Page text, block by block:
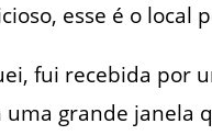
esse é o local
fui recebida por
uma grande janela